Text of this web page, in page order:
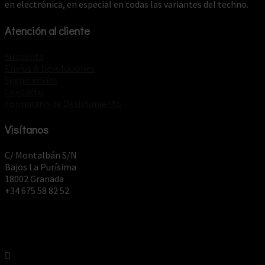
en electrónica, en especial en todas las variantes del techno.
Atención al cliente
Visítanos
C/ Montalbán S/N
Bajos La Purísima
18002 Granada
+34 675 58 82 52